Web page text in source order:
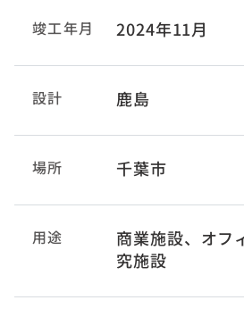
竣工年月 2024年11月
設計 鹿島
場所 千葉市
用途
商業施設、オフ
究施設